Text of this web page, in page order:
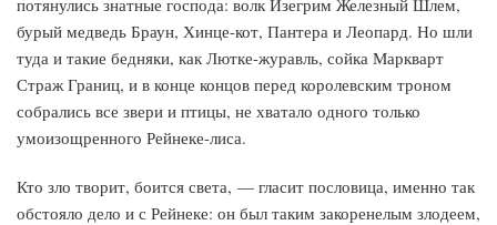
потянулись знатные господа: волк Изегрим Железный Шлем,
бурый медведь Браун, Хинце-кот, Пантера и Леопард. Но шли
туда и такие бедняки, как Лютке-журавль, сойка Маркварт
Страж Границ, и в конце концов перед королевским троном
собрались все звери и птицы, не хватало одного только
умоизощренного Рейнеке-лиса.
Кто зло творит, боится света, — гласит пословица, именно так
обстояло дело и с Рейнеке: он был таким закоренелым злодеем,